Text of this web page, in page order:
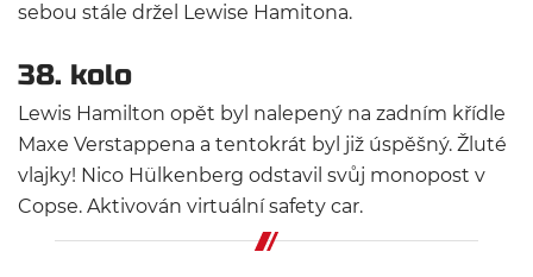
sebou stále držel Lewise Hamitona.
38. kolo
Lewis Hamilton opět byl nalepený na zadním křídle
Maxe Verstappena a tentokrát byl již úspěšný. Žluté
vlajky! Nico Hülkenberg odstavil svůj monopost v
Copse. Aktivován virtuální safety car.